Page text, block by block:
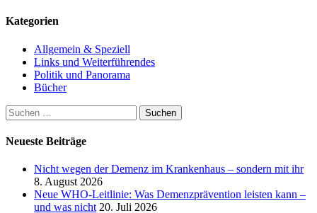
Kategorien
Allgemein & Speziell
Links und Weiterführendes
Politik und Panorama
Bücher
Suchen
nach:
Neueste Beiträge
Nicht wegen der Demenz im Krankenhaus – sondern mit ihr
8. August 2026
Neue WHO-Leitlinie: Was Demenzprävention leisten kann –
und was nicht 20. Juli 2026